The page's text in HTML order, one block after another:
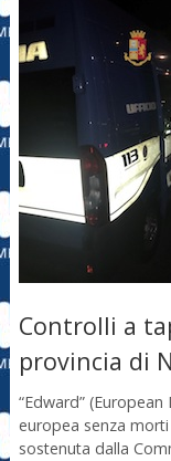
Controlli a
provincia di
“Edward”
europea senza
sostenuta dalla